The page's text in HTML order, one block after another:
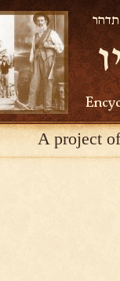
A project